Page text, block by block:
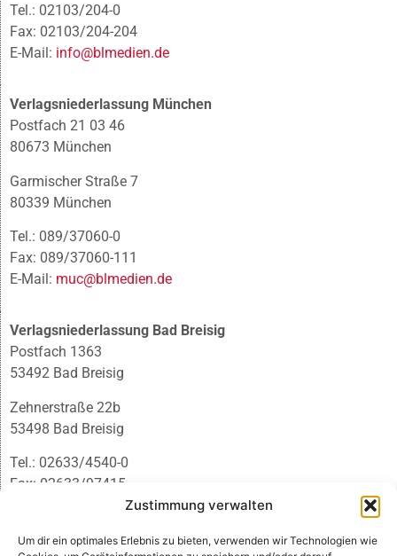
Zustimmung verwalten
Um dir ein optimales Erlebnis zu bieten, verwenden wir Technologien wie
Tel.: 02103/204-0
Fax: 02103/204-204
E-Mail: info@blmedien.de
Verlagsniederlassung München
Postfach 21 03 46
80673 München
Garmischer Straße 7
80339 München
Tel.: 089/37060-0
Fax: 089/37060-111
E-Mail: muc@blmedien.de
Verlagsniederlassung Bad Breisig
Postfach 1363
53492 Bad Breisig
Zehnerstraße 22b
53498 Bad Breisig
Tel.: 02633/4540-0
Fax: 02633/97415
infobb@blmedien.de